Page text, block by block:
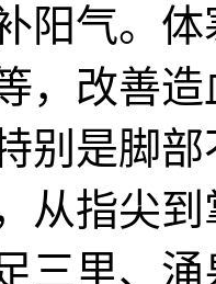
阳气。
，改善
别是脚
从指尖
三里、